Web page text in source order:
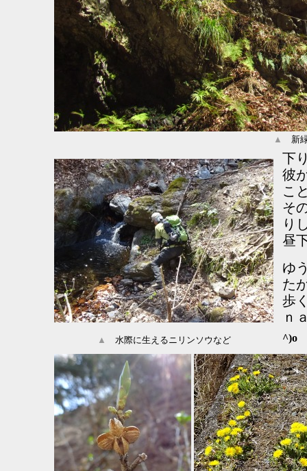
▲ 新
下
彼
こ
そ
り
昼
ゆ
た
歩
ｎ
^)o
▲ 水際に生えるニリンソウなど